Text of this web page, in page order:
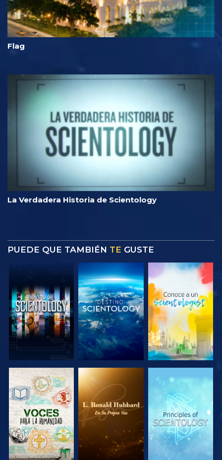
Flag
La Verdadera Historia de Scientology
PUEDE QUE TAMBIÉN TE GUSTE
EXPLORA LAS
SERIES
EXPLORA LAS
SERIES
EXPLORA LAS
SERIES